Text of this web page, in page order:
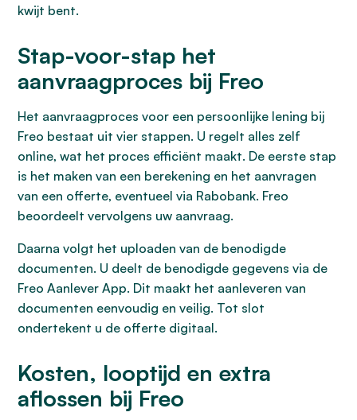
kwijt bent.
Stap-voor-stap het
aanvraagproces bij Freo
Het aanvraagproces voor een persoonlijke lening bij
Freo bestaat uit vier stappen. U regelt alles zelf
online, wat het proces efficiënt maakt. De eerste stap
is het maken van een berekening en het aanvragen
van een offerte, eventueel via Rabobank. Freo
beoordeelt vervolgens uw aanvraag.
Daarna volgt het uploaden van de benodigde
documenten. U deelt de benodigde gegevens via de
Freo Aanlever App. Dit maakt het aanleveren van
documenten eenvoudig en veilig. Tot slot
ondertekent u de offerte digitaal.
Kosten, looptijd en extra
aflossen bij Freo